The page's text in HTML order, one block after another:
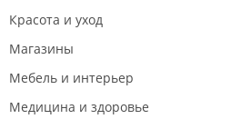
Красота и уход
Магазины
Мебель и интерьер
Медицина и здоровье